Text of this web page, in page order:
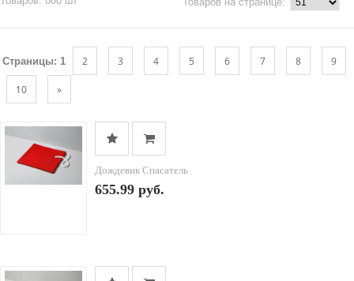
Страницы: 1 2 3 4 5 6 7 8 9
10 »
Дождевик Спасатель
655.99 руб.